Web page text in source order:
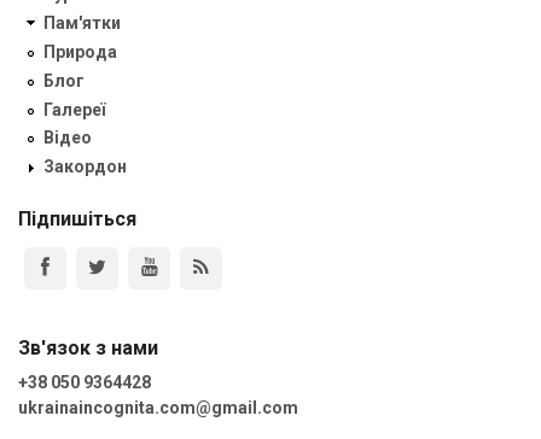
Пам'ятки
Природа
Блог
Галереї
Відео
Закордон
Підпишіться
Зв'язок з нами
+38 050 9364428
ukrainaincognita.com@gmail.com